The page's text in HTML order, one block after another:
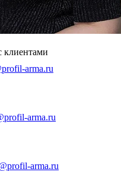
клиентами
arma.ru
arma.ru
arma.ru